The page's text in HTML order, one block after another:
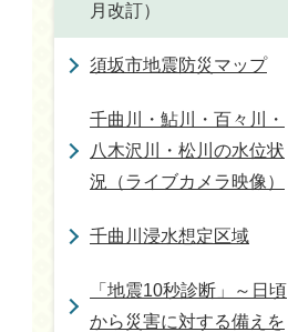
月改訂）
須坂市地震防災マップ
千曲川・鮎川・百々川・
八木沢川・松川の水位状
況（ライブカメラ映像）
千曲川浸水想定区域
「地震10秒診断」～日頃
から災害に対する備えを